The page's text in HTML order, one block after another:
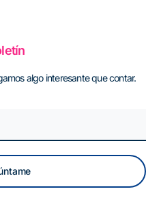
algo interesante que contar.